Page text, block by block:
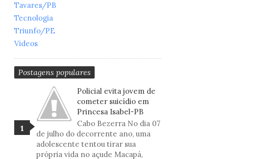
Tavares/PB
Tecnologia
Triunfo/PE
Videos
Postagens populares
Policial evita jovem de
cometer suicídio em
Princesa Isabel-PB
Cabo Bezerra No dia 07
de julho do decorrente ano, uma
adolescente tentou tirar sua
própria vida no açude Macapá,